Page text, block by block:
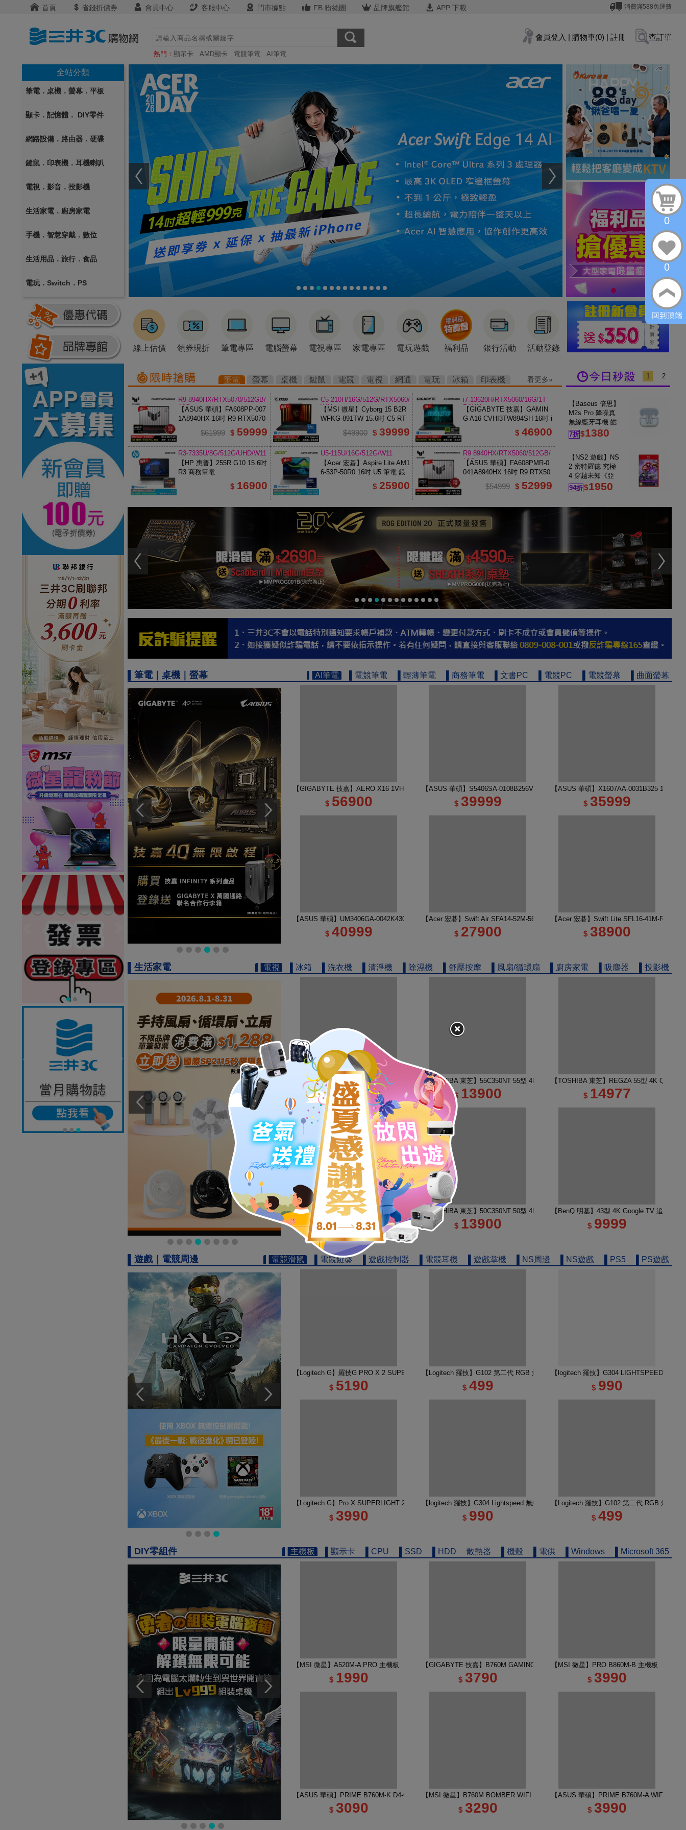
首頁 省錢折價券 會員中心 客服中心 門市據點 FB 粉絲團 品牌旗艦館 APP 下載 消費滿588免運費
會員登入 | 購物車(0) | 註冊 查訂單
全站分類
筆電．桌機．螢幕．平板
顯卡．記憶體． DIY零件
網路設備．路由器．硬碟
鍵鼠．印表機．耳機喇叭
電視．影音．投影機
生活家電．廚房家電
手機．智慧穿戴．數位
生活用品．旅行．食品
電玩．Switch．PS
熱門： 顯示卡 AMD顯卡 電競筆電 AI筆電
線上估價 領券現折 筆電專區 電腦螢幕 電視專區 家電專區 電玩遊戲 福利品 銀行活動 活動登錄
筆電 螢幕 桌機 鍵鼠 電競 電視 網通 電玩 冰箱 印表機 看更多
R9 8940HX/RTX5070/512GB/
16G
【ASUS 華碩】FA608PP-007
1A8940HX 16吋 R9 RTX5070
電競筆電
$61999 $ 59999
C5-210H/16G/512G/RTX5060/
W11
【MSI 微星】Cyborg 15 B2R
WFKG-891TW 15.6吋 C5 RT
X5060 電競筆電
$49900 $ 39999
i7-13620H/RTX5060/16G/1T
B/W11
【GIGABYTE 技嘉】GAMIN
G A16 CVHI3TW894SH 16吋 i
7 RTX5060 電競筆電 鋼鐵黑
$ 46900
R3-7335U/8G/512G/UHD/W11
【HP 惠普】255R G10 15.6吋
R3 商務筆電
$ 16900
U5-115U/16G/512G/W11
【Acer 宏碁】Aspire Lite AM1
6-53P-50R0 16吋 U5 筆電 銀
$ 25900
R9 8940HX/RTX5060/512GB/
16G
【ASUS 華碩】FA608PMR-0
041A8940HX 16吋 R9 RTX50
60 電競筆電
$54999 $ 52999
1 2
【Baseus 倍思】
M2s Pro 降噪真
無線藍牙耳機 皓
月白
7折$1380
【NS2 遊戲】NS
2 密特羅德 究極
4 穿越未知《亞
中版》
94折$1950
▌筆電｜桌機｜螢幕 ▌AI筆電 ▌電競筆電 ▌輕薄筆電 ▌商務筆電 ▌文書PC ▌電競PC ▌電競螢幕 ▌曲面螢幕
【GIGABYTE 技嘉】AERO X16 1VH93TWC94DH 16吋 R7 RTX5060 AI電競筆電｜幻月白
$ 56900
【ASUS 華碩】S5406SA-0108B256V 14吋 OLED AI 筆電 迷霧藍
$ 39999
【ASUS 華碩】X1607AA-0031B325 16吋
$ 35999
【ASUS 華碩】UM3406GA-0042K430H 14吋 R5 AI筆電 玉石黑
$ 40999
【Acer 宏碁】Swift Air SFA14-52M-56KA 14吋 U5 極輕薄筆電 銀色
$ 27900
【Acer 宏碁】Swift Lite SFL16-41M-R7Z8
$ 38900
▌生活家電 ▌電視 ▌冰箱 ▌洗衣機 ▌清淨機 ▌除濕機 ▌舒壓按摩 ▌風扇/循環扇 ▌廚房家電 ▌吸塵器 ▌投影機
【TOSHIBA 東芝】REGZA 50型 4K QLED Google TV 50M450NT液晶顯示器｜含壁掛安裝
$ 16900
【TOSHIBA 東芝】55C350NT 55型 4K Google TV 液晶顯示器｜含壁掛(固定式)+安裝
$ 13900
【TOSHIBA 東芝】REGZA 55型 4K QLED
$ 14977
【TOSHIBA 東芝】REGZA 65型 4K QLED Google TV 65M450NT液晶顯示器｜含壁掛安裝+架子
$ 19999
【TOSHIBA 東芝】50C350NT 50型 4K Google TV 液晶顯示器｜含基本安裝
$ 13900
【BenQ 明基】43型 4K Google TV 追劇護
$ 9999
▌遊戲｜電競周邊 ▌電競滑鼠 ▌電競鍵盤 ▌遊戲控制器 ▌電競耳機 ▌遊戲掌機 ▌NS周邊 ▌NS遊戲 ▌PS5 ▌PS遊戲
【Logitech G】羅技G PRO X 2 SUPERSTRIKE 無線類比遊戲滑鼠
$ 5190
【Logitech 羅技】G102 第二代 RGB 炫彩遊戲滑鼠 黑
$ 499
【logitech 羅技】G304 LIGHTSPEED 無線
$ 990
【Logitech G】Pro X SUPERLIGHT 2 DEX 無線輕量化遊戲滑鼠 黑色
$ 3990
【logitech 羅技】G304 Lightspeed 無線電競遊戲滑鼠 莫藍紫
$ 990
【Logitech 羅技】G102 第二代 RGB 炫彩遊
$ 499
▌DIY零組件 ▌主機板 ▌顯示卡 ▌CPU ▌SSD ▌HDD 散熱器 ▌機殼 ▌電供 ▌Windows ▌Microsoft 365
【MSI 微星】A520M-A PRO 主機板
$ 1990
【GIGABYTE 技嘉】B760M GAMING PLUS WIFI DDR4 主機板
$ 3790
【MSI 微星】PRO B860M-B 主機板
$ 3990
【ASUS 華碩】PRIME B760M-K D4-CSM 主機板
$ 3090
【MSI 微星】B760M BOMBER WIFI DDR5 INTEL主機板
$ 3290
【ASUS 華碩】PRIME B760M-A WIFI-CSM
$ 3990
0
0